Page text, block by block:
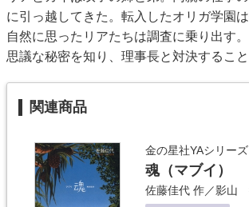
に引っ越してきた。転入したオリガ学園
自然に思ったリアたちは調査に乗り出す
思議な秘密を知り、理事長と対決すること
関連商品
金の星社YAシリー
魂（マブイ）
佐藤佳代 作／影山